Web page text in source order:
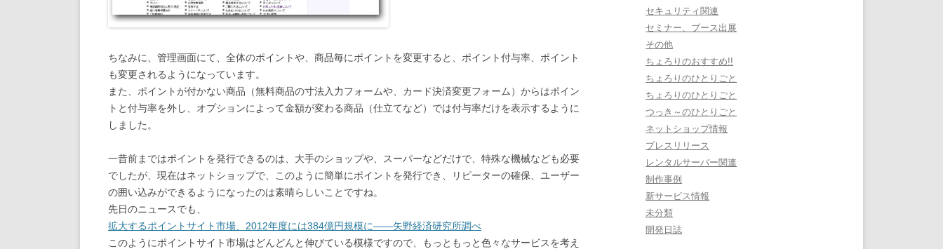
ちなみに、管理画面にて、全体のポイントや、商品毎にポイントを変更すると、ポイント付与率、ポイント
も変更されるようになっています。
また、ポイントが付かない商品（無料商品の寸法入力フォームや、カード決済変更フォーム）からはポイン
トと付与率を外し、オプションによって金額が変わる商品（仕立てなど）では付与率だけを表示するように
しました。
一昔前まではポイントを発行できるのは、大手のショップや、スーパーなどだけで、特殊な機械なども必要
でしたが、現在はネットショップで、このように簡単にポイントを発行でき、リピーターの確保、ユーザー
の囲い込みができるようになったのは素晴らしいことですね。
先日のニュースでも、
拡大するポイントサイト市場、2012年度には384億円規模に――矢野経済研究所調べ
このようにポイントサイト市場はどんどんと伸びている模様ですので、もっともっと色々なサービスを考え
セキュリティ関連
セミナー、ブース出展
その他
ちょろりのおすすめ!!
ちょろりのひとりごと
ちょろりのひとりごと
つっき～のひとりごと
ネットショップ情報
プレスリリース
レンタルサーバー関連
制作事例
新サービス情報
未分類
開発日誌